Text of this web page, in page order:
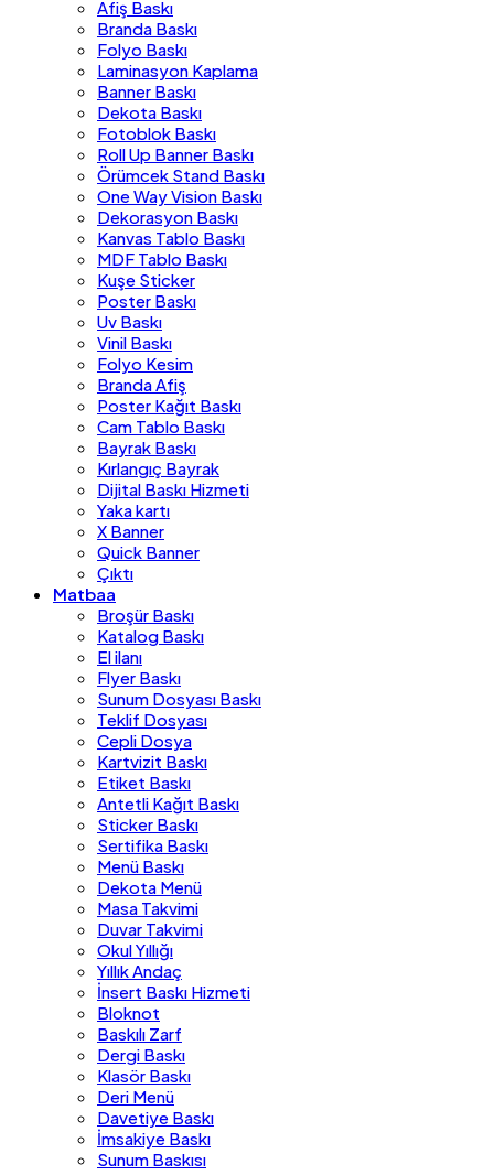
Afiş Baskı
Branda Baskı
Folyo Baskı
Laminasyon Kaplama
Banner Baskı
Dekota Baskı
Fotoblok Baskı
Roll Up Banner Baskı
Örümcek Stand Baskı
One Way Vision Baskı
Dekorasyon Baskı
Kanvas Tablo Baskı
MDF Tablo Baskı
Kuşe Sticker
Poster Baskı
Uv Baskı
Vinil Baskı
Folyo Kesim
Branda Afiş
Poster Kağıt Baskı
Cam Tablo Baskı
Bayrak Baskı
Kırlangıç Bayrak
Dijital Baskı Hizmeti
Yaka kartı
X Banner
Quick Banner
Çıktı
Matbaa
Broşür Baskı
Katalog Baskı
El ilanı
Flyer Baskı
Sunum Dosyası Baskı
Teklif Dosyası
Cepli Dosya
Kartvizit Baskı
Etiket Baskı
Antetli Kağıt Baskı
Sticker Baskı
Sertifika Baskı
Menü Baskı
Dekota Menü
Masa Takvimi
Duvar Takvimi
Okul Yıllığı
Yıllık Andaç
İnsert Baskı Hizmeti
Bloknot
Baskılı Zarf
Dergi Baskı
Klasör Baskı
Deri Menü
Davetiye Baskı
İmsakiye Baskı
Sunum Baskısı